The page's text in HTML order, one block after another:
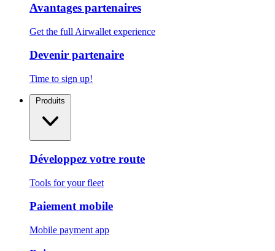
Avantages partenaires
Get the full Airwallet experience
Devenir partenaire
Time to sign up!
Développez votre route
Tools for your fleet
Paiement mobile
Mobile payment app